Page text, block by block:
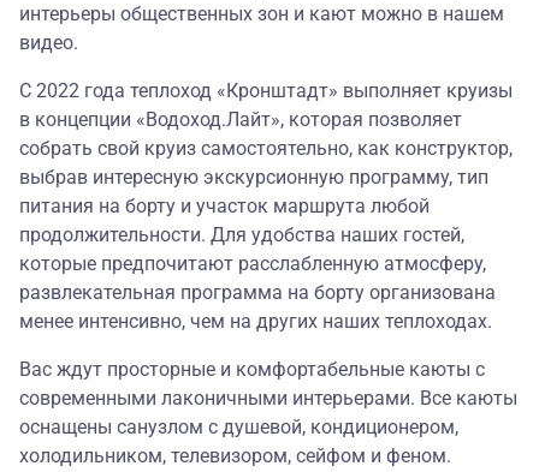
интерьеры общественных зон и кают можно в нашем
видео.
С 2022 года теплоход «Кронштадт» выполняет круизы
в концепции «Водоход.Лайт», которая позволяет
собрать свой круиз самостоятельно, как конструктор,
выбрав интересную экскурсионную программу, тип
питания на борту и участок маршрута любой
продолжительности. Для удобства наших гостей,
которые предпочитают расслабленную атмосферу,
развлекательная программа на борту организована
менее интенсивно, чем на других наших теплоходах.
Вас ждут просторные и комфортабельные каюты с
современными лаконичными интерьерами. Все каюты
оснащены санузлом с душевой, кондиционером,
холодильником, телевизором, сейфом и феном.